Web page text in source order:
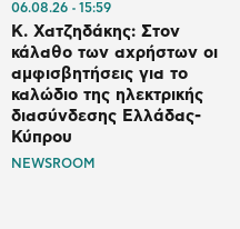
06.08.26 15:59
Κ. Χατζηδάκης: Στον
κάλαθο των αχρήστων οι
αμφισβητήσεις για το
καλώδιο της ηλεκτρικής
διασύνδεσης Ελλάδας-
Κύπρου
NEWSROOM